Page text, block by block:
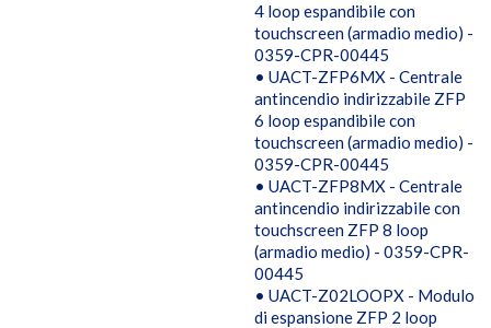
4 loop espandibile con
touchscreen (armadio medio) -
0359-CPR-00445
• UACT-ZFP6MX - Centrale
antincendio indirizzabile ZFP
6 loop espandibile con
touchscreen (armadio medio) -
0359-CPR-00445
• UACT-ZFP8MX - Centrale
antincendio indirizzabile con
touchscreen ZFP 8 loop
(armadio medio) - 0359-CPR-
00445
• UACT-Z02LOOPX - Modulo
di espansione ZFP 2 loop